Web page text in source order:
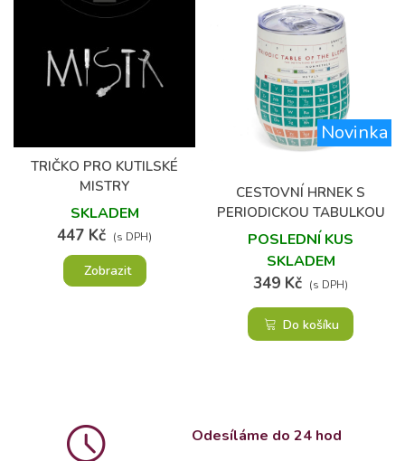
TRIČKO PRO KUTILSKÉ
MISTRY
SKLADEM
447 Kč (s DPH)
Zobrazit
Novinka
CESTOVNÍ HRNEK S
PERIODICKOU TABULKOU
POSLEDNÍ KUS
SKLADEM
349 Kč (s DPH)
Do košíku
Odesíláme do 24 hod